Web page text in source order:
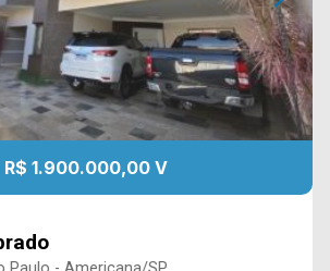
R$ 1.900.000,00 V